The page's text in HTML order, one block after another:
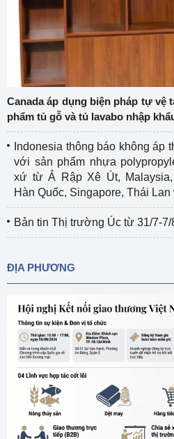
Canada áp dụng biện pháp tự
phẩm tủ gỗ và tủ lavabo nhập
Indonesia thông báo không áp
với sản phẩm nhựa
xứ từ Ả Rập Xê Út, Malaysia,
Hàn Quốc, Singapore, Thái Lan
Bản tin Thị trường Úc từ 31/7-7/
ĐỊA PHƯƠNG